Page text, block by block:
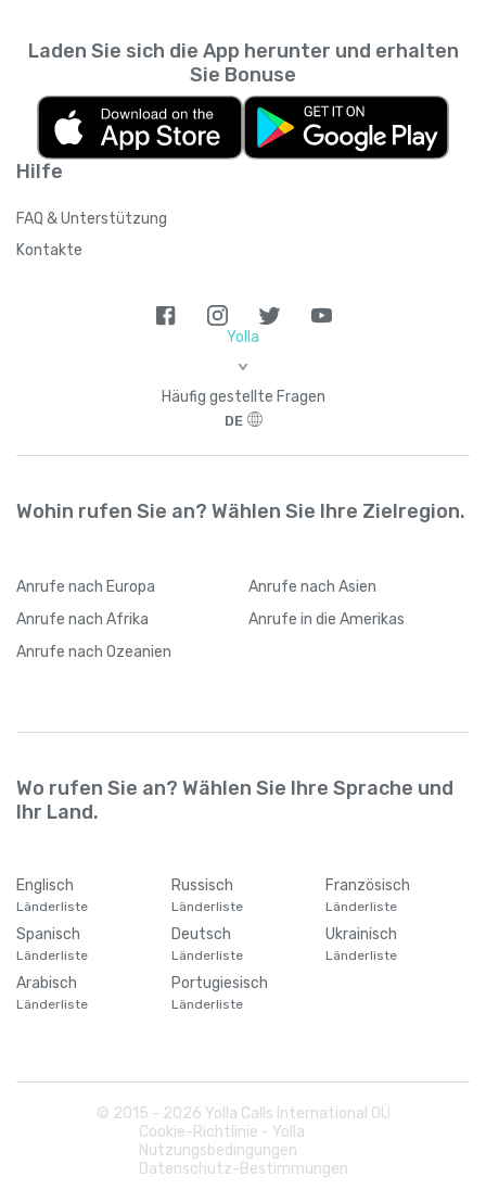
Hilfe
FAQ & Unterstützung
Kontakte
Laden Sie sich die App herunter und erhalten
Sie Bonuse
Yolla
>
Häufig gestellte Fragen
DE
Wohin rufen Sie an? Wählen Sie Ihre Zielregion.
Anrufe nach Europa Anrufe nach Asien
Anrufe nach Afrika Anrufe in die Amerikas
Anrufe nach Ozeanien
Wo rufen Sie an? Wählen Sie Ihre Sprache und
Ihr Land.
Englisch
Länderliste
Russisch
Länderliste
Französisch
Länderliste
Spanisch
Länderliste
Deutsch
Länderliste
Ukrainisch
Länderliste
Arabisch
Länderliste
Portugiesisch
Länderliste
© 2015 - 2026 Yolla Calls International OÜ
Cookie-Richtlinie - Yolla
Nutzungsbedingungen
Datenschutz-Bestimmungen